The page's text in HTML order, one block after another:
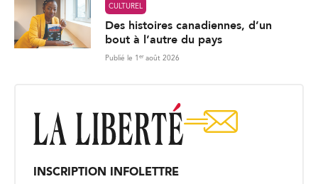
CULTUREL
Des histoires canadiennes, d’un
bout à l’autre du pays
Publié le 1 er août 2026
INSCRIPTION INFOLETTRE